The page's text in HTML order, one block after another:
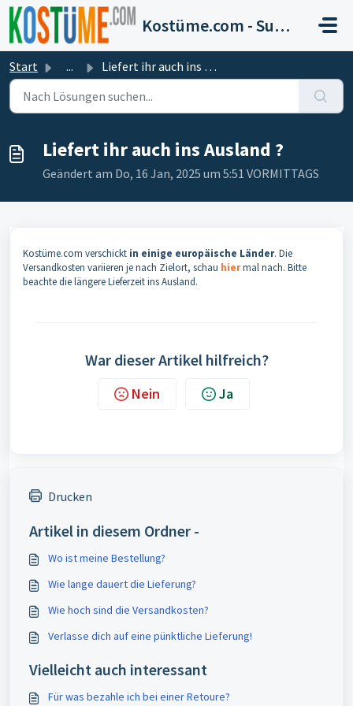
Zum hauptsächlichen Inhalt gehen
Kostüme.com - Support
Start ... Liefert ihr auch ins Ausland ?
Liefert ihr auch ins Ausland ?
Geändert am Do, 16 Jan, 2025 um 5:51 VORMITTAGS
Kostüme.com verschickt in einige europäische Länder. Die
Versandkosten variieren je nach Zielort, schau hiermal nach. Bitte
beachte die längere Lieferzeit ins Ausland.
War dieser Artikel hilfreich?
Nein Ja
Drucken
Artikel in diesem Ordner -
Wo ist meine Bestellung?
Wie lange dauert die Lieferung?
Wie hoch sind die Versandkosten?
Verlasse dich auf eine pünktliche Lieferung!
Vielleicht auch interessant
Für was bezahle ich bei einer Retoure?